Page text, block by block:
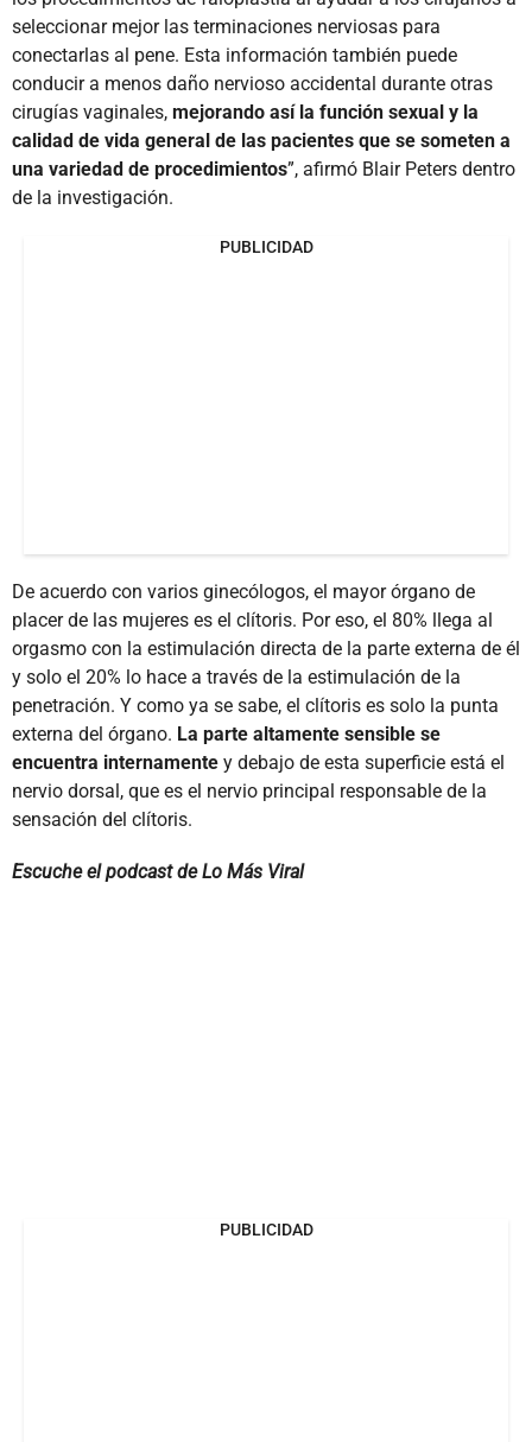
seleccionar mejor las terminaciones nerviosas para
conectarlas al pene. Esta información también puede
conducir a menos daño nervioso accidental durante otras
cirugías vaginales, mejorando así la función sexual y la
calidad de vida general de las pacientes que se someten a
una variedad de procedimientos”, afirmó Blair Peters dentro
de la investigación.
PUBLICIDAD
De acuerdo con varios ginecólogos, el mayor órgano de
placer de las mujeres es el clítoris. Por eso, el 80% llega al
orgasmo con la estimulación directa de la parte externa de él
y solo el 20% lo hace a través de la estimulación de la
penetración. Y como ya se sabe, el clítoris es solo la punta
externa del órgano. La parte altamente sensible se
encuentra internamente y debajo de esta superficie está el
nervio dorsal, que es el nervio principal responsable de la
sensación del clítoris.
Escuche el podcast de Lo Más Viral
PUBLICIDAD